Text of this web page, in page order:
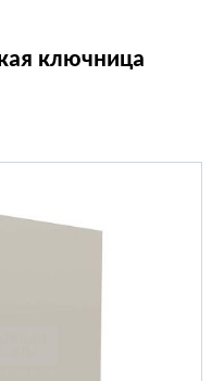
ключница